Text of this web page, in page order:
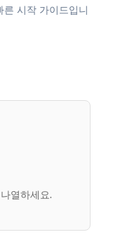
시작 가이드입니
열하세요.